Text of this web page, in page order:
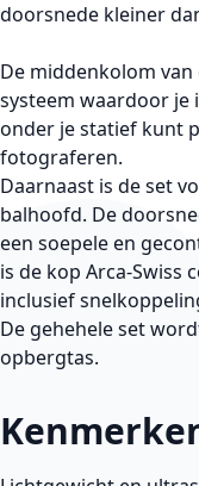
doorsnede kleiner
De middenkolom
systeem waardoor je
onder je statief kunt
fotograferen.
Daarnaast is de set
balhoofd. De
een soepele en
is de kop Arca-Swiss
inclusief
De gehehele set
opbergtas.